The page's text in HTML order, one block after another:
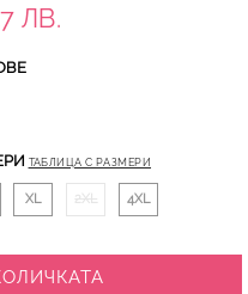
ЛВ.
ТАБЛИЦА С РАЗМЕРИ
XL 2XL 4XL